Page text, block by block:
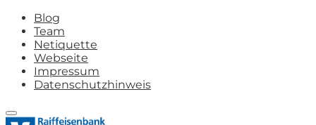
Blog
Team
Netiquette
Webseite
Impressum
Datenschutzhinweis